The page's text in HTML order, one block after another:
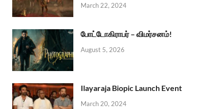
March 22, 2024
போட்டோகிராபர் – விமர்சனம்!
August 5, 2026
Ilayaraja Biopic Launch Event
March 20, 2024